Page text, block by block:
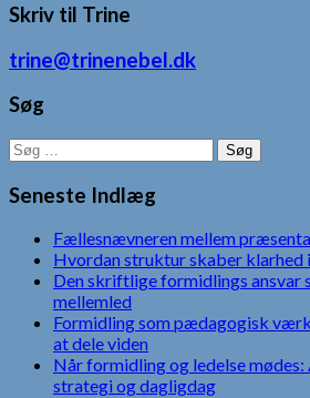
Skriv til Trine
trine@trinenebel.dk
Søg
Søg
efter:
Seneste Indlæg
Fællesnævneren mellem
Hvordan struktur skaber klarhed
Den skriftlige formidlings ansvar
mellemled
Formidling som pædagogisk
at dele viden
Når formidling og ledelse
strategi og dagligdag